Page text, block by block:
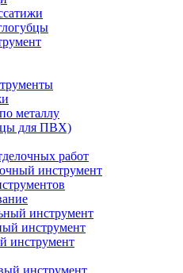
металлу
для ПВХ)
работ
инструмент
инструмент
инструмент
инструмент
инструмент